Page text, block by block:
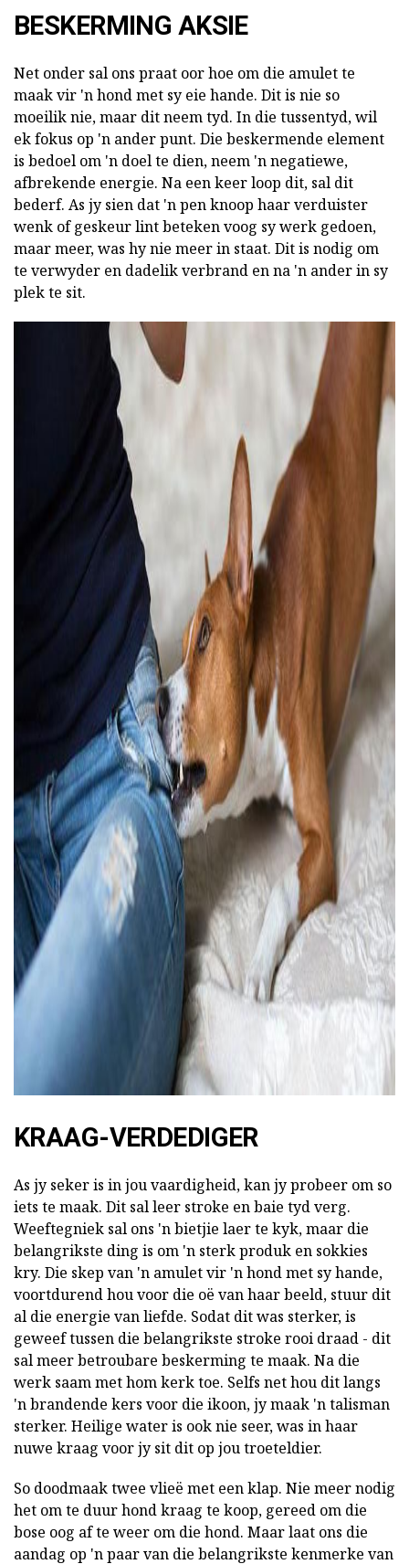
BESKERMING AKSIE
Net onder sal ons praat oor hoe om die amulet te
maak vir 'n hond met sy eie hande. Dit is nie so
moeilik nie, maar dit neem tyd. In die tussentyd, wil
ek fokus op 'n ander punt. Die beskermende element
is bedoel om 'n doel te dien, neem 'n negatiewe,
afbrekende energie. Na een keer loop dit, sal dit
bederf. As jy sien dat 'n pen knoop haar verduister
wenk of geskeur lint beteken voog sy werk gedoen,
maar meer, was hy nie meer in staat. Dit is nodig om
te verwyder en dadelik verbrand en na 'n ander in sy
plek te sit.
ad
KRAAG-VERDEDIGER
As jy seker is in jou vaardigheid, kan jy probeer om so
iets te maak. Dit sal leer stroke en baie tyd verg.
Weeftegniek sal ons 'n bietjie laer te kyk, maar die
belangrikste ding is om 'n sterk produk en sokkies
kry. Die skep van 'n amulet vir 'n hond met sy hande,
voortdurend hou voor die oë van haar beeld, stuur dit
al die energie van liefde. Sodat dit was sterker, is
geweef tussen die belangrikste stroke rooi draad - dit
sal meer betroubare beskerming te maak. Na die
werk saam met hom kerk toe. Selfs net hou dit langs
'n brandende kers voor die ikoon, jy maak 'n talisman
sterker. Heilige water is ook nie seer, was in haar
nuwe kraag voor jy sit dit op jou troeteldier.
So doodmaak twee vlieë met een klap. Nie meer nodig
het om te duur hond kraag te koop, gereed om die
bose oog af te weer om die hond. Maar laat ons die
aandag op 'n paar van die belangrikste kenmerke van